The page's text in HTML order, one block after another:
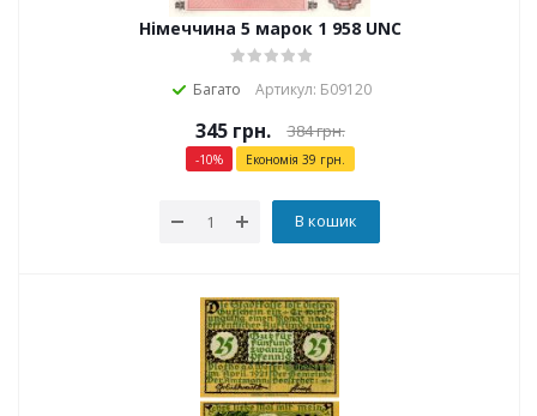
Німеччина 5 марок 1 958 UNC
Багато Артикул: Б09120
345грн. 384грн.
-10% Економія 39 грн.
В кошик